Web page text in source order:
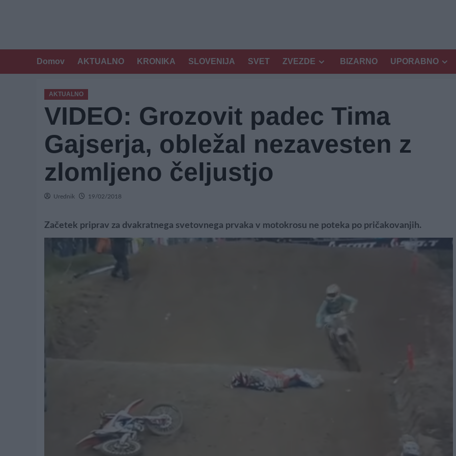
Domov AKTUALNO KRONIKA SLOVENIJA SVET ZVEZDE BIZARNO UPORABNO
AKTUALNO
VIDEO: Grozovit padec Tima
Gajserja, obležal nezavesten z
zlomljeno čeljustjo
Urednik 19/02/2018
Začetek priprav za dvakratnega svetovnega prvaka v motokrosu ne poteka po pričakovanjih.